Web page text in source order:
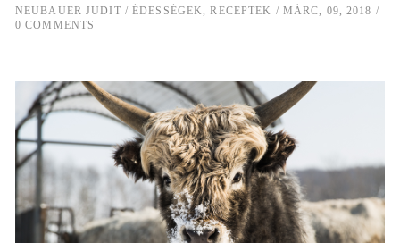
NEUBAUER JUDIT ÉDESSÉGEK ,RECEPTEK
MÁRC, 09, 2018
0 COMMENTS